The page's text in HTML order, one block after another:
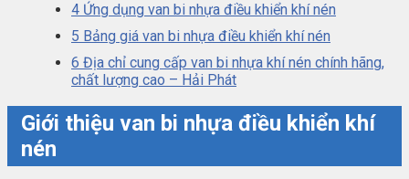
4 Ứng dụng van bi nhựa điều khiển khí nén
5 Bảng giá van bi nhựa điều khiển khí nén
6 Địa chỉ cung cấp van bi nhựa khí nén chính hãng,
chất lượng cao – Hải Phát
Giới thiệu van bi nhựa điều khiển khí
nén